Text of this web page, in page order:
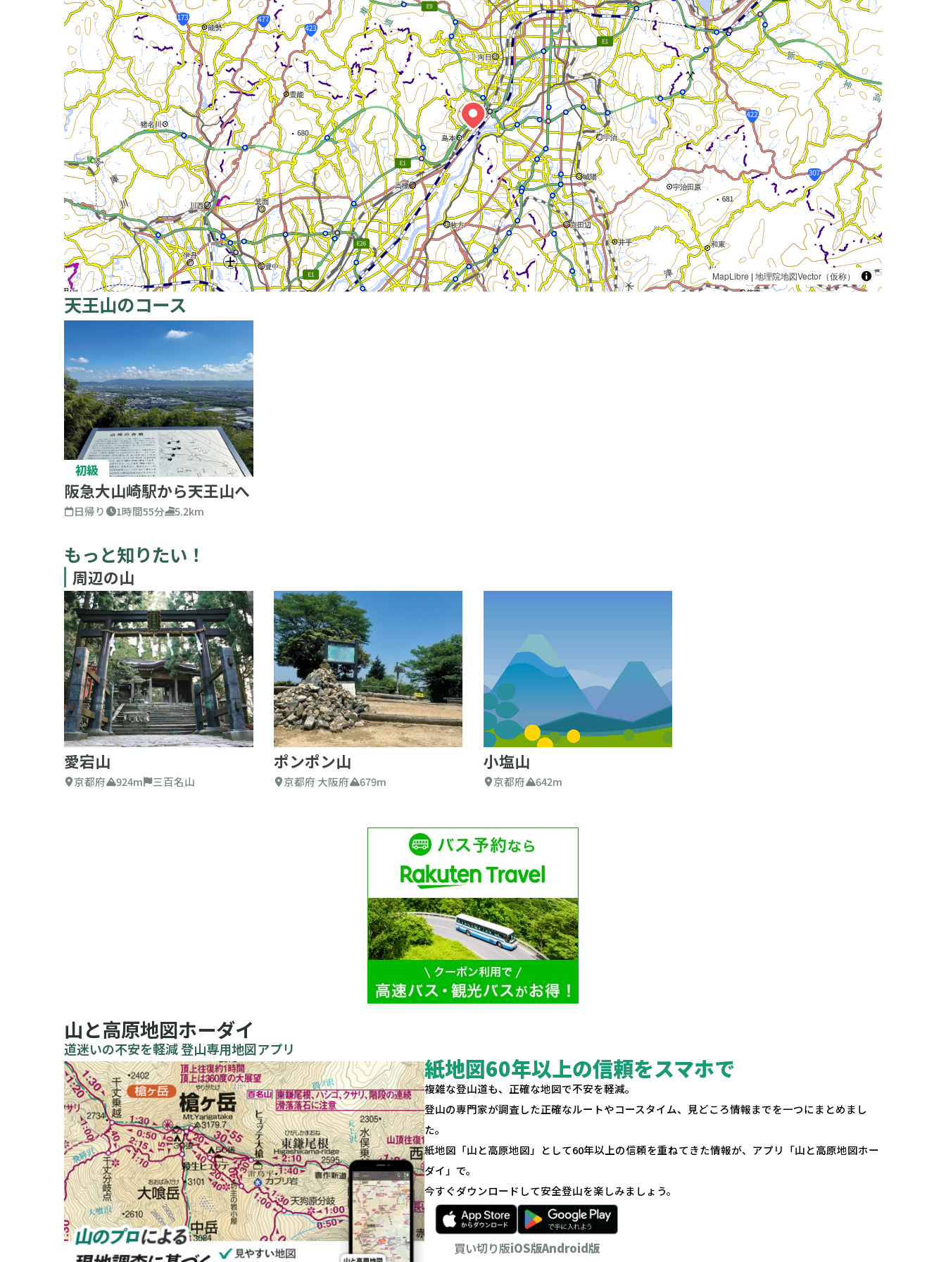
MapLibre |地理院地図Vector（仮称）
天王山のコース
初級
阪急大山崎駅から天王山へ
日帰り 1時間55分 5.2km
もっと知りたい！
周辺の山
愛宕山
京都府 924m 三百名山
ポンポン山
京都府 大阪府 679m
小塩山
京都府 642m
山と高原地図ホーダイ
道迷いの不安を軽減 登山専用地図アプリ
紙地図60年以上の信頼をスマホで
複雑な登山道も、正確な地図で不安を軽減。
登山の専門家が調査した正確なルートやコースタイム、見どころ情報までを一つにまとめまし
た。
紙地図「山と高原地図」として60年以上の信頼を重ねてきた情報が、アプリ「山と高原地図ホー
ダイ」で。
今すぐダウンロードして安全登山を楽しみましょう。
買い切り版iOS版Android版